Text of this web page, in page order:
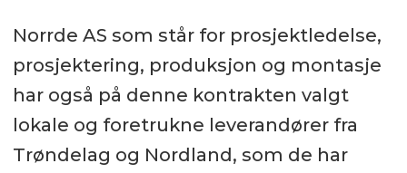
Norrde AS som står for prosjektledelse,
prosjektering, produksjon og montasje
har også på denne kontrakten valgt
lokale og foretrukne leverandører fra
Trøndelag og Nordland, som de har